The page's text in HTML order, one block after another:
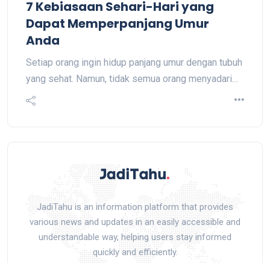
7 Kebiasaan Sehari-Hari yang
Dapat Memperpanjang Umur
Anda
Setiap orang ingin hidup panjang umur dengan tubuh
yang sehat. Namun, tidak semua orang menyadari…
JadiTahu is an information platform that provides
various news and updates in an easily accessible and
understandable way, helping users stay informed
quickly and efficiently.